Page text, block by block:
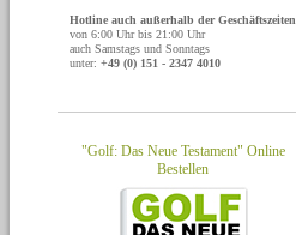
Hotline auch außerhalb der Geschäftszeiten
von 6:00 Uhr bis 21:00 Uhr
auch Samstags und Sonntags
unter: +49 (0) 151 - 2347 4010
"Golf: Das Neue Testament" Online
Bestellen